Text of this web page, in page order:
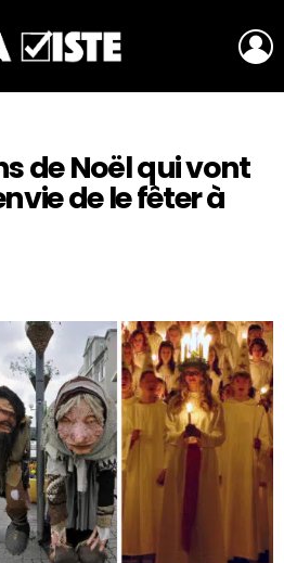
de Noël qui vont
de le fêter à